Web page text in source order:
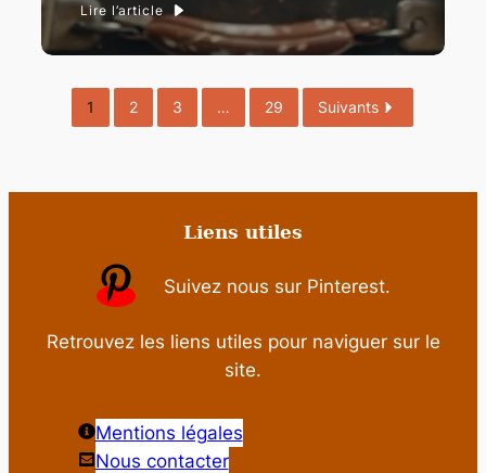
Lire l’article
1 2 3 … 29 Suivants
Liens utiles
Suivez nous sur Pinterest.
Retrouvez les liens utiles pour naviguer sur le
site.
Mentions légales
Nous contacter